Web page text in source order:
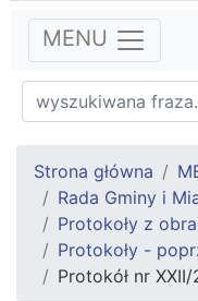
MENU
Strona główna
Rada Gminy i
Protokoły z
Protokoły -
Protokół nr